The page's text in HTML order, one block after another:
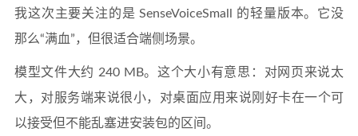
我这次主要关注的是 SenseVoiceSmall 的轻量版本。它没
那么“满血”，但很适合端侧场景。
模型文件大约 240 MB。这个大小有意思：对网页来说太
大，对服务端来说很小，对桌面应用来说刚好卡在一个可
以接受但不能乱塞进安装包的区间。